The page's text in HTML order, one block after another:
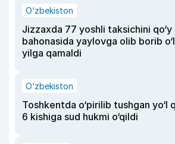
O‘zbekiston
Jizzaxda 77 yoshli taksichini
bahonasida yaylovga olib borib
yilga qamaldi
O‘zbekiston
Toshkentda o‘pirilib tushgan yo‘l
6 kishiga sud hukmi o‘qildi